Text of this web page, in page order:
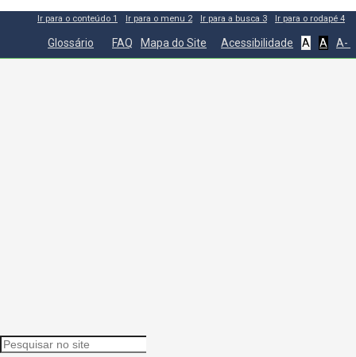
Ir para o conteúdo 1 Ir para o menu 2 Ir para a busca 3 Ir para o rodapé 4
Glossário FAQ Mapa do Site Acessibilidade A A A-